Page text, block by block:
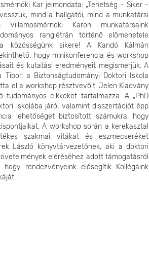
Kar jelmondata: „Tehetség – Siker –
mind a hallgatói, mind a munkatársi
Karon munkatársaink
ranglétrán történő előmenetele
közösségünk sikere! A Kandó Kálmán
hogy minikonferencia és workshop
és kutatási eredményeit megismerjük. A
Tibor, a Biztonságtudományi Doktori Iskola
el a workshop résztvevőit. Jelen Kiadvány
tudományos cikkeket tartalmazza. A „PhD
iskolába járó, valamint disszertációt épp
lehetőséget biztosított számukra, hogy
A workshop során a kerekasztal
szakmai vitákat és eszmecseréket
László könyvtárvezetőnek, aki a doktori
eléréséhez adott támogatásról
rendezvényeink elősegítik Kollégáink